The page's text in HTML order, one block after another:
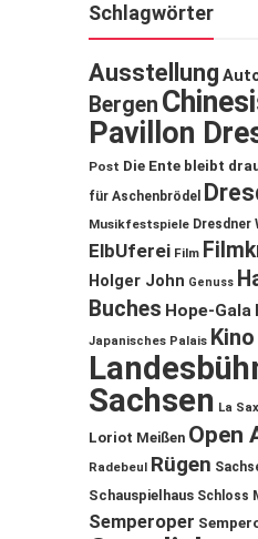
Schlagwörter
Ausstellung
Bergen
Pavillon
Post Die Ente bleibt
für Aschenbrödel
Musikfestspiele Dresdner
ElbUferei Film
Holger John Genuss
Buches Hope-Gala
Japanisches Palais Kino
Sachsen La
Loriot Meißen Open
Radebeul Rügen
Schauspielhaus Schloss
Semperoper